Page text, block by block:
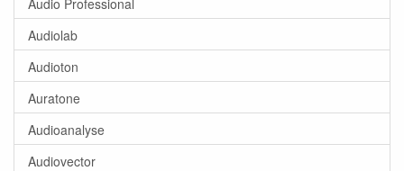
Audiolab
Audioton
Auratone
Audioanalyse
Audiovector